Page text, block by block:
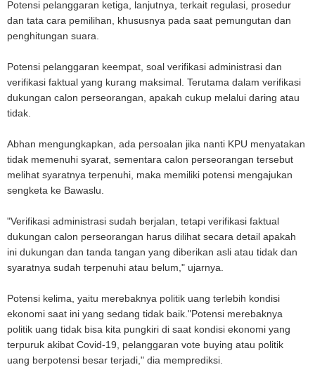
Potensi pelanggaran ketiga, lanjutnya, terkait regulasi, prosedur
dan tata cara pemilihan, khususnya pada saat pemungutan dan
penghitungan suara.
Potensi pelanggaran keempat, soal verifikasi administrasi dan
verifikasi faktual yang kurang maksimal. Terutama dalam verifikasi
dukungan calon perseorangan, apakah cukup melalui daring atau
tidak.
Abhan mengungkapkan, ada persoalan jika nanti KPU menyatakan
tidak memenuhi syarat, sementara calon perseorangan tersebut
melihat syaratnya terpenuhi, maka memiliki potensi mengajukan
sengketa ke Bawaslu.
"Verifikasi administrasi sudah berjalan, tetapi verifikasi faktual
dukungan calon perseorangan harus dilihat secara detail apakah
ini dukungan dan tanda tangan yang diberikan asli atau tidak dan
syaratnya sudah terpenuhi atau belum," ujarnya.
Potensi kelima, yaitu merebaknya politik uang terlebih kondisi
ekonomi saat ini yang sedang tidak baik."Potensi merebaknya
politik uang tidak bisa kita pungkiri di saat kondisi ekonomi yang
terpuruk akibat Covid-19, pelanggaran vote buying atau politik
uang berpotensi besar terjadi," dia memprediksi.